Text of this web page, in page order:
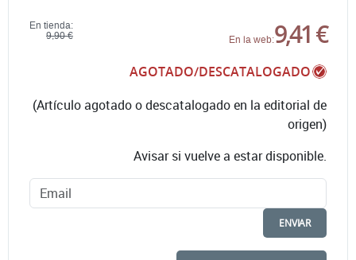
En tienda:
9,90 €
En la web:9,41 €
AGOTADO/DESCATALOGADO
(Artículo agotado o descatalogado en la editorial de
origen)
Avisar si vuelve a estar disponible.
ENVIAR